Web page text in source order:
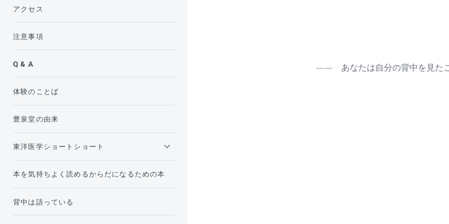
―― あなたは自分の背中を見
アクセス
注意事項
Q & A
体験のことば
豊泉堂の由来
東洋医学ショートショート
本を気持ちよく読めるからだになるための本
背中は語っている